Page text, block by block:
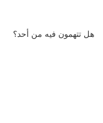
هل تتهمون فيه من أحد؟